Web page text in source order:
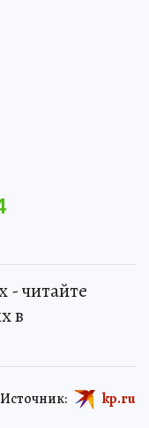
- читайте
в
Источник: kp.ru